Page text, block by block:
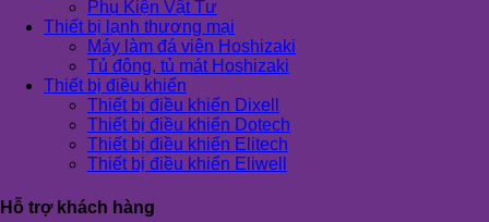
Phụ Kiện Vật Tư
Thiết bị lạnh thương mại
Máy làm đá viên Hoshizaki
Tủ đông, tủ mát Hoshizaki
Thiết bị điều khiển
Thiết bị điều khiển Dixell
Thiết bị điều khiển Dotech
Thiết bị điều khiển Elitech
Thiết bị điều khiển Eliwell
Hỗ trợ khách hàng